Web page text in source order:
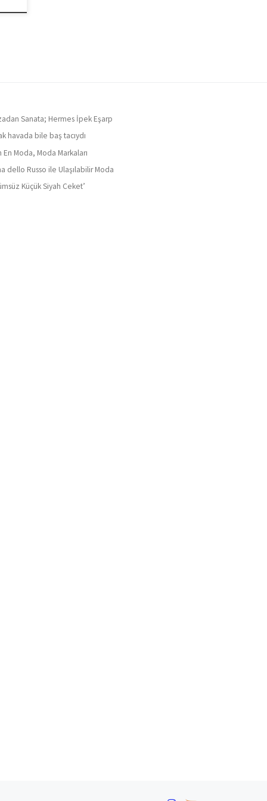
Sanata; Hermes İpek Eşarp
havada bile baş tacıydı
En Moda, Moda Markaları
dello Russo ile Ulaşılabilir Moda
Küçük Siyah Ceket’